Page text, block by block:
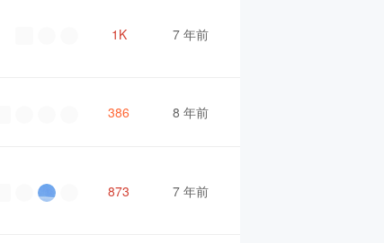
1K 7 年前
386 8 年前
873 7 年前